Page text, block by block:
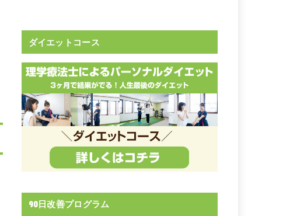
ダイエットコース
90日改善プログラム